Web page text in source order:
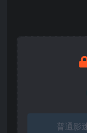
普通影